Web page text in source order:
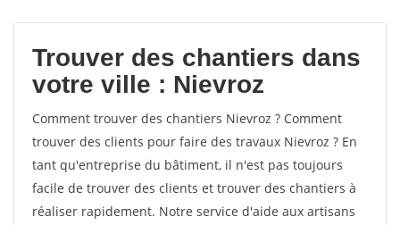
votes
Trouver des chantiers dans
votre ville : Nievroz
Comment trouver des chantiers Nievroz ? Comment
trouver des clients pour faire des travaux Nievroz ? En
tant qu'entreprise du bâtiment, il n'est pas toujours
facile de trouver des clients et trouver des chantiers à
réaliser rapidement. Notre service d'aide aux artisans